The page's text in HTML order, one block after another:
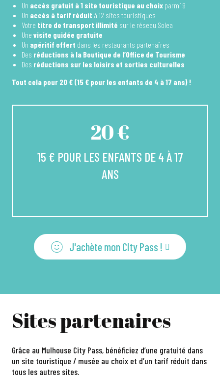
Un accès gratuit à 1 site touristique au choix parmi 9
Un accès à tarif réduit à 12 sites touristiques
Votre titre de transport illimité sur le réseau Solea
Une visite guidée gratuite
Un apéritif offert dans les restaurants partenaires
Des réductions à la Boutique de l’Office de Tourisme
Des réductions sur les loisirs et sorties culturelles
Tout cela pour 20 € (15 € pour les enfants de 4 à 17 ans) !
20 €
15 € POUR LES ENFANTS DE 4 À 17
ANS
J'achète mon City Pass !
Sites partenaires
Grâce au Mulhouse City Pass, bénéficiez d’une gratuité dans
un site touristique / musée au choix et d’un tarif réduit dans
tous les autres sites.